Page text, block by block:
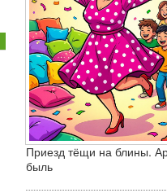
Приезд тёщи на блины.
быль